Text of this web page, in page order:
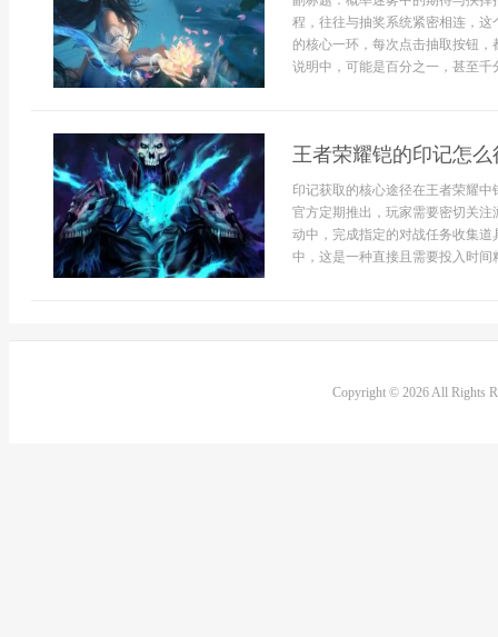
程，往往与抽奖系统紧密相连，这
的核心一环，每次点击抽取按钮
说明中，可能是百分之一，甚至千
王者荣耀铠的印记怎
印记获取的核心途径在王者荣耀
官方定期推出，玩家需要密切关
动中，完成指定的对战任务收集
中，这是一种直接且需要投入时间
Copyright © 2026 All Rights